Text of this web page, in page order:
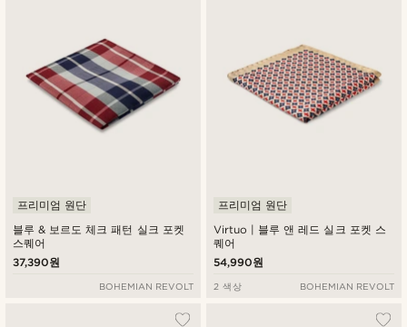
블루 & 보르도 체크 패턴 실크 포켓
스퀘어
프리미엄 원단
37,390원
BOHEMIAN REVOLT
Virtuo | 블루 앤 레드 실크 포켓 스
퀘어
프리미엄 원단
54,990원
2 색상 BOHEMIAN REVOLT